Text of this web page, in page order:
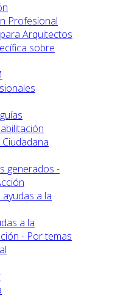
Profesional
Arquitectos
sobre
generados -
a la
a la
- Por temas